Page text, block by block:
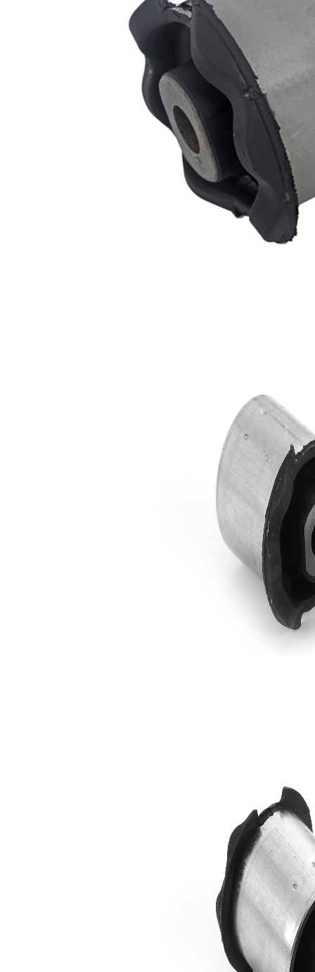
Yataklama Hidrolik
yatak